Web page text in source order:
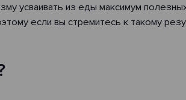
усваивать из еды максимум
если вы стремитесь к такому